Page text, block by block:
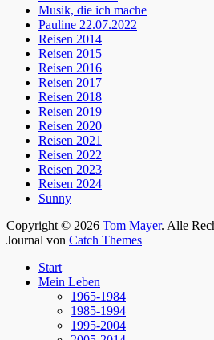
Musik, die ich mache
Pauline 22.07.2022
Reisen 2014
Reisen 2015
Reisen 2016
Reisen 2017
Reisen 2018
Reisen 2019
Reisen 2020
Reisen 2021
Reisen 2022
Reisen 2023
Reisen 2024
Sunny
Copyright © 2026 Tom Mayer. Alle
Journal von Catch Themes
oben
scrollen
Start
Mein Leben
1965-1984
1985-1994
1995-2004